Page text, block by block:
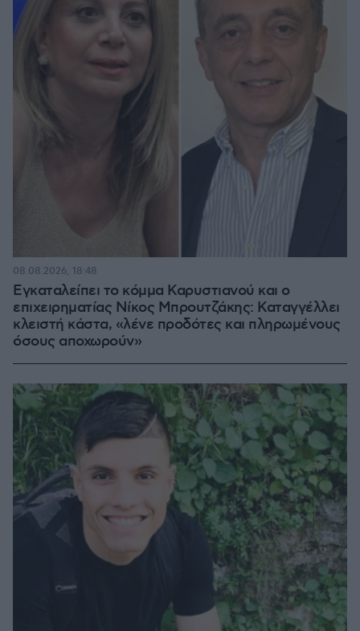
Εγκαταλείπει το κόμμα Καρυστιανού και ο
επιχειρηματίας Νίκος Μπρουτζάκης: Καταγγέλλει
κλειστή κάστα, «λένε προδότες και πληρωμένους
όσους αποχωρούν»
08.08.2026, 18:48